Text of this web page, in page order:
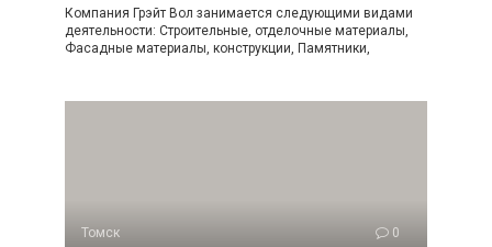
Компания Грэйт Вол занимается следующими видами
деятельности: Строительные, отделочные материалы,
Фасадные материалы, конструкции, Памятники,
Томск 0